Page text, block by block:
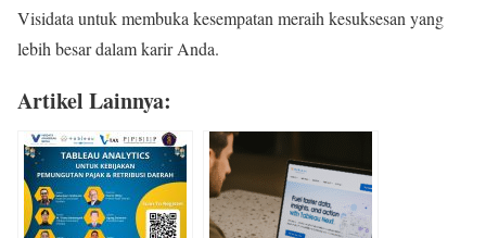
Visidata untuk membuka kesempatan meraih kesuksesan yang
lebih besar dalam karir Anda.
Artikel Lainnya: